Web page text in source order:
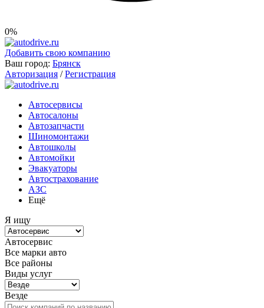
0%
Добавить свою компанию
Ваш город: Брянск
Авторизация / Регистрация
Автосервисы
Автосалоны
Автозапчасти
Шиномонтажи
Автошколы
Автомойки
Эвакуаторы
Автострахование
АЗС
Ещё
Я ищу
Автосервис
Все марки авто
Все районы
Виды услуг
Везде